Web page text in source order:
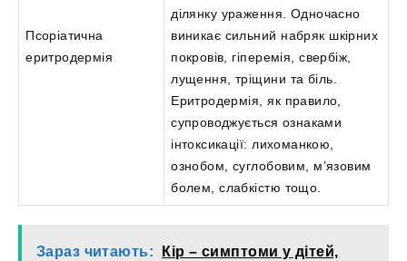
Псоріатична
еритродермія
ділянку ураження. Одночасно
виникає сильний набряк шкірних
покровів, гіперемія, свербіж,
лущення, тріщини та біль.
Еритродермія, як правило,
супроводжується ознаками
інтоксикації: лихоманкою,
ознобом, суглобовим, м’язовим
болем, слабкістю тощо.
Зараз читають:
Кір – симптоми у дітей,